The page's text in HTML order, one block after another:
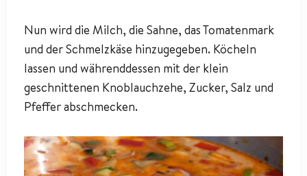
Nun wird die Milch, die Sahne, das Tomatenmark
und der Schmelzkäse hinzugegeben. Köcheln
lassen und währenddessen mit der klein
geschnittenen Knoblauchzehe, Zucker, Salz und
Pfeffer abschmecken.